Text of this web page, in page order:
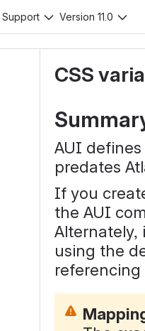
Support Version 11.0
CSS
AUI
predates
If you
the AUI
Alternately,
using the
referencing